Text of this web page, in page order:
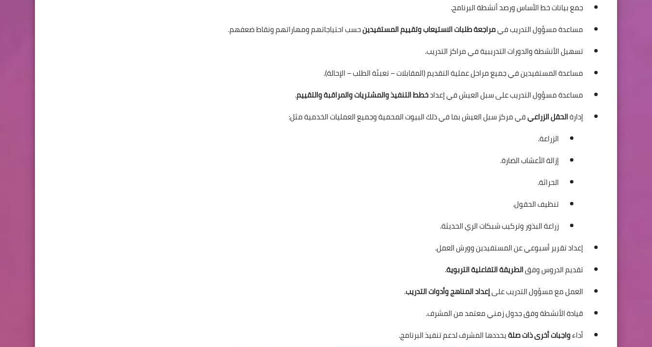
جمع بيانات خط الأساس ورصد أنشطة البرنامج.
مساعدة مسؤول التدريب فيمراجعة طلبات الاستيعاب وتقييم المستفيدينحسب احتياجاتهم ومهاراتهم ونقاط ضعفهم.
تسهيل الأنشطة والدورات التدريبية في مراكز التدريب.
مساعدة المستفيدين في جميع مراحل عملية التقديم (المقابلات – تعبئة الطلب – الإحالة).
مساعدة مسؤول التدريب على سبل العيش في إعدادخطط التنفيذ والمشتريات والمراقبة والتقييم.
إدارةالحقل الزراعيفي مركز سبل العيش بما في ذلك البيوت المحمية وجميع العمليات الخدمية مثل:
الزراعة.
إزالة الأعشاب الضارة.
الحراثة.
تنظيف الحقول.
زراعة البذور وتركيب شبكات الري الحديثة.
إعداد تقرير أسبوعي عن المستفيدين وورش العمل.
تقديم الدروس وفقالطريقة التفاعلية التربوية.
العمل مع مسؤول التدريب علىإعداد المناهج وأدوات التدريب.
قيادة الأنشطة وفق جدول زمني معتمد من المشرف.
أداءواجبات أخرى ذات صلةيحددها المشرف لدعم تنفيذ البرنامج.